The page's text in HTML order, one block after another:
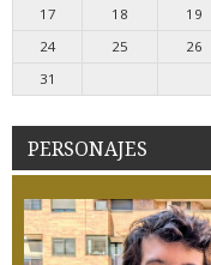
17
18 19
24
25 26
31
PERSONAJES